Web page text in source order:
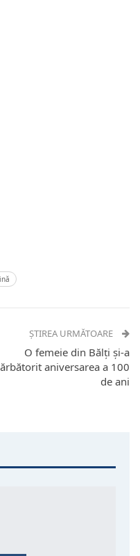
ȘTIREA URMĂTOARE
O femeie din Bălți și-a
aniversarea a 100
de ani